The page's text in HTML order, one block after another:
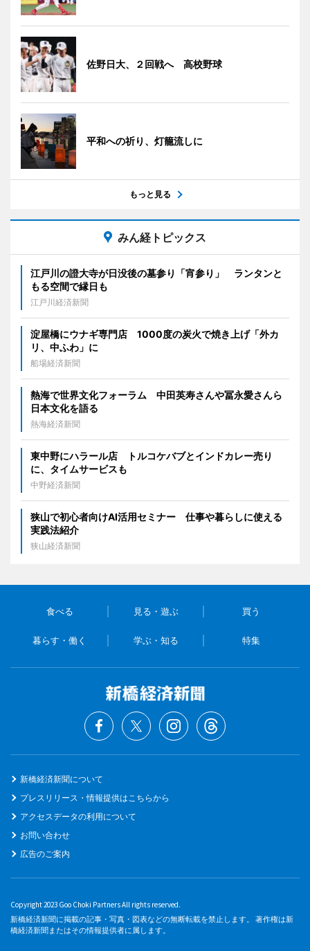
佐野日大、２回戦へ 高校野球
平和への祈り、灯籠流しに
もっと見る
みん経トピックス
江戸川の證大寺が日没後の墓参り「宵参り」 ランタンと
もる空間で縁日も
江戸川経済新聞
淀屋橋にウナギ専門店 1000度の炭火で焼き上げ「外カ
リ、中ふわ」に
船場経済新聞
熱海で世界文化フォーラム 中田英寿さんや冨永愛さんら
日本文化を語る
熱海経済新聞
東中野にハラール店 トルコケバブとインドカレー売り
に、タイムサービスも
中野経済新聞
狭山で初心者向けAI活用セミナー 仕事や暮らしに使える
実践法紹介
狭山経済新聞
食べる 見る・遊ぶ 買う
暮らす・働く 学ぶ・知る 特集
新橋経済新聞について
プレスリリース・情報提供はこちらから
アクセスデータの利用について
お問い合わせ
広告のご案内
Copyright 2023 Goo Choki Partners All rights reserved.
新橋経済新聞に掲載の記事・写真・図表などの無断転載を禁止します。 著作権は新
橋経済新聞またはその情報提供者に属します。